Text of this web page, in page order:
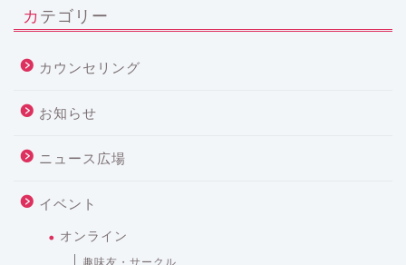
カテゴリー
カウンセリング
お知らせ
ニュース広場
イベント
オンライン
趣味友・サークル